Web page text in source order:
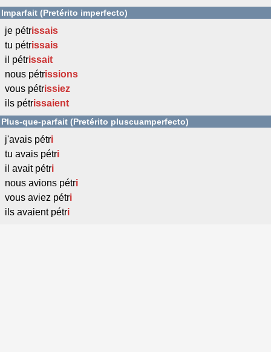
Imparfait (Pretérito imperfecto)
je pétrissais
tu pétrissais
il pétrissait
nous pétrissions
vous pétrissiez
ils pétrissaient
Plus-que-parfait (Pretérito pluscuamperfecto)
j'avais pétri
tu avais pétri
il avait pétri
nous avions pétri
vous aviez pétri
ils avaient pétri